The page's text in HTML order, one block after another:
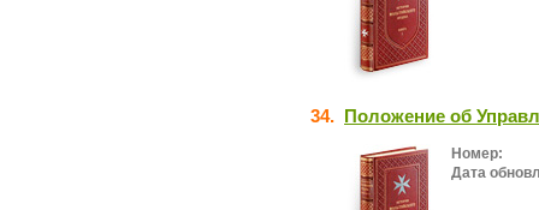
34. Положение об
Номер:
Дата